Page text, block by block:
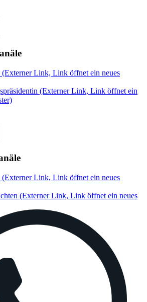
(Externer Link, Link öffnet ein neues
(Externer Link, Link öffnet ein
(Externer Link, Link öffnet ein neues
(Externer Link, Link öffnet ein neues